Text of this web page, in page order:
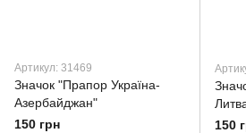
Артикул: 31469
Значок "Прапор Україна-
Азербайджан"
150 грн
150